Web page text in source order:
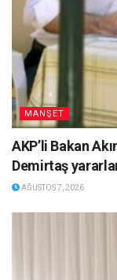
MANŞET
AKP’li Bakan
Demirtaş
AĞUSTOS 7, 2026